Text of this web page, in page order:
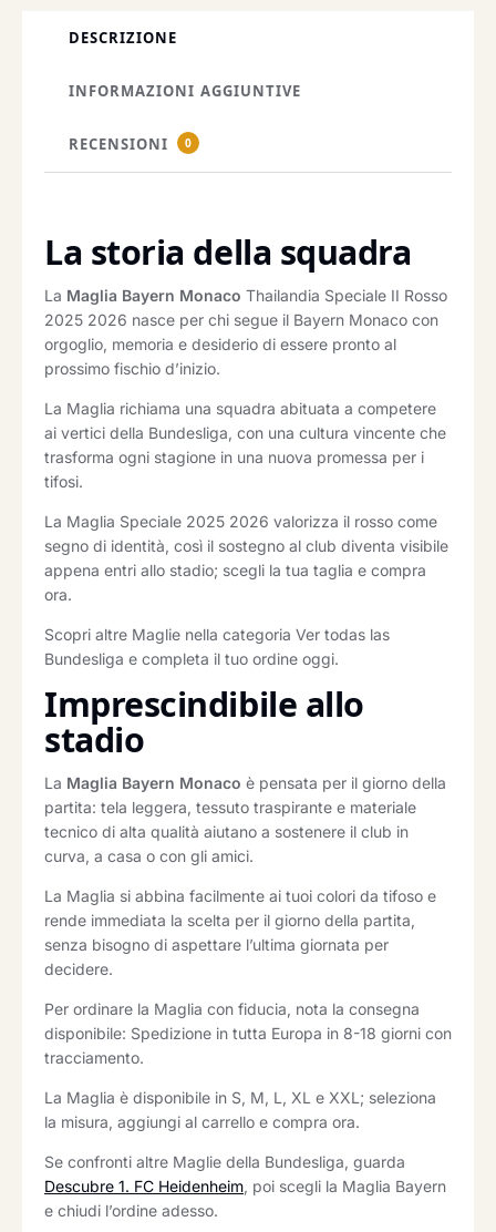
DESCRIZIONE
INFORMAZIONI AGGIUNTIVE
RECENSIONI 0
La storia della squadra
La Maglia Bayern Monaco Thailandia Speciale II Rosso
2025 2026 nasce per chi segue il Bayern Monaco con
orgoglio, memoria e desiderio di essere pronto al
prossimo fischio d’inizio.
La Maglia richiama una squadra abituata a competere
ai vertici della Bundesliga, con una cultura vincente che
trasforma ogni stagione in una nuova promessa per i
tifosi.
La Maglia Speciale 2025 2026 valorizza il rosso come
segno di identità, così il sostegno al club diventa visibile
appena entri allo stadio; scegli la tua taglia e compra
ora.
Scopri altre Maglie nella categoria Ver todas las
Bundesliga e completa il tuo ordine oggi.
Imprescindibile allo
stadio
La Maglia Bayern Monaco è pensata per il giorno della
partita: tela leggera, tessuto traspirante e materiale
tecnico di alta qualità aiutano a sostenere il club in
curva, a casa o con gli amici.
La Maglia si abbina facilmente ai tuoi colori da tifoso e
rende immediata la scelta per il giorno della partita,
senza bisogno di aspettare l’ultima giornata per
decidere.
Per ordinare la Maglia con fiducia, nota la consegna
disponibile: Spedizione in tutta Europa in 8-18 giorni con
tracciamento.
La Maglia è disponibile in S, M, L, XL e XXL; seleziona
la misura, aggiungi al carrello e compra ora.
Se confronti altre Maglie della Bundesliga, guarda
Descubre 1. FC Heidenheim, poi scegli la Maglia Bayern
e chiudi l’ordine adesso.